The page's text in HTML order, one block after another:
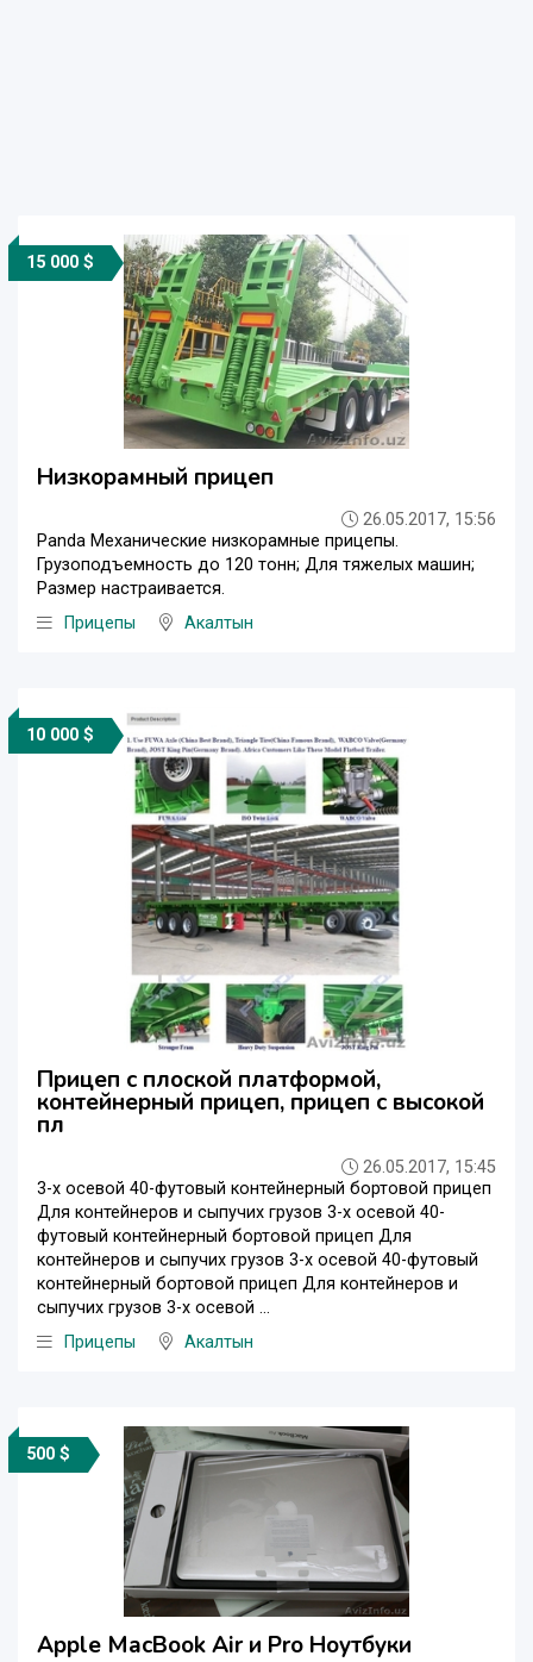
15 000 $
Низкорамный прицеп
26.05.2017, 15:56
Panda Механические низкорамные прицепы.
Грузоподъемность до 120 тонн; Для тяжелых машин;
Размер настраивается.
Прицепы
Акалтын
10 000 $
Прицеп с плоской платформой,
контейнерный прицеп, прицеп с высокой
пл
26.05.2017, 15:45
3-х осевой 40-футовый контейнерный бортовой прицеп
Для контейнеров и сыпучих грузов 3-х осевой 40-
футовый контейнерный бортовой прицеп Для
контейнеров и сыпучих грузов 3-х осевой 40-футовый
контейнерный бортовой прицеп Для контейнеров и
сыпучих грузов 3-х осевой ...
Прицепы
Акалтын
500 $
Apple MacBook Air и Pro Ноутбуки